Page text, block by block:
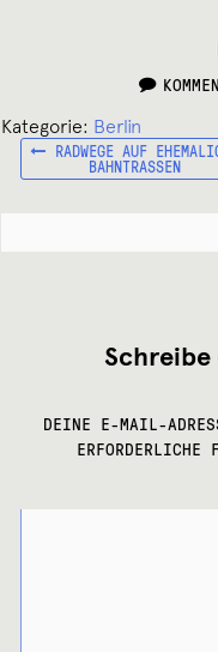
Kategorie: Berlin
VORHERIGER
BEITRAG:
RADWEGE AUF
BAHNTRASSEN
DEINE E-MAIL-